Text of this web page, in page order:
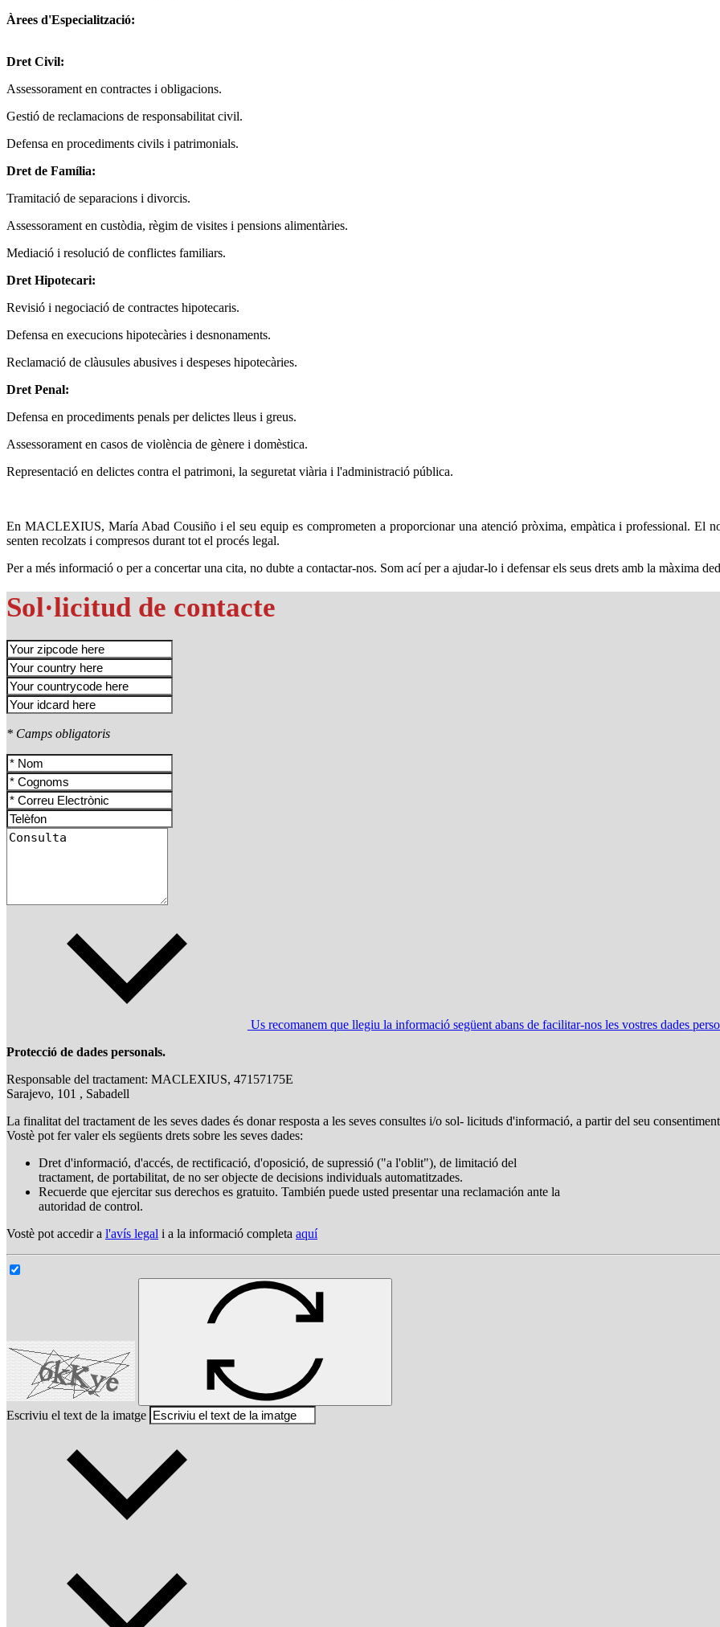
Àrees d'Especialització:
Dret Civil:
Assessorament en contractes i obligacions.
Gestió de reclamacions de responsabilitat civil.
Defensa en procediments civils i patrimonials.
Dret de Família:
Tramitació de separacions i divorcis.
Assessorament en custòdia, règim de visites i pensions alimentàries.
Mediació i resolució de conflictes familiars.
Dret Hipotecari:
Revisió i negociació de contractes hipotecaris.
Defensa en execucions hipotecàries i desnonaments.
Reclamació de clàusules abusives i despeses hipotecàries.
Dret Penal:
Defensa en procediments penals per delictes lleus i greus.
Assessorament en casos de violència de gènere i domèstica.
Representació en delictes contra el patrimoni, la seguretat viària i l'administració pública.
En MACLEXIUS, María Abad Cousiño i el seu equip es comprometen a proporcionar una atenció pròxima, empàtica i professional. El
senten recolzats i compresos durant tot el procés legal.
Per a més informació o per a concertar una cita, no dubte a contactar-nos. Som ací per a ajudar-lo i defensar els seus drets amb la màxima
Sol·licitud de contacte
* Camps obligatoris
Us recomanem que llegiu la informació següent abans de facilitar-nos les vostres dades
Protecció de dades personals.
Responsable del tractament: MACLEXIUS, 47157175E
Sarajevo, 101 , Sabadell
La finalitat del tractament de les seves dades és donar resposta a les seves consultes i/o sol- licituds d'informació, a partir del seu
Vostè pot fer valer els següents drets sobre les seves dades:
Dret d'informació, d'accés, de rectificació, d'oposició, de supressió ("a l'oblit"), de limitació del
tractament, de portabilitat, de no ser objecte de decisions individuals automatitzades.
Recuerde que ejercitar sus derechos es gratuito. También puede usted presentar una reclamación ante la
autoridad de control.
Vostè pot accedir a l'avís legal i a la informació completa aquí
Escriviu el text de la imatge